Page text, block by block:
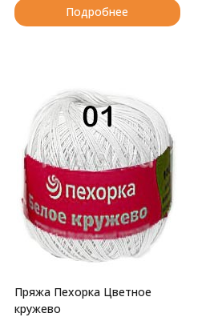
Подробнее
Пряжа Пехорка Цветное
кружево